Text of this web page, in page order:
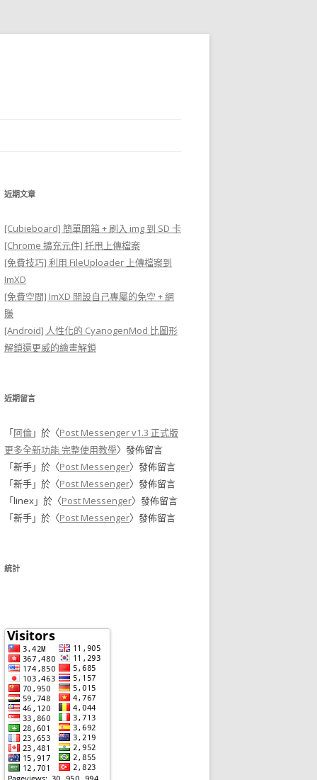
近期文章
[Cubieboard] 簡單開箱 + 刷入 img 到 SD 卡
[Chrome 擴充元件] 托甩上傳檔案
[免費技巧] 利用 FileUploader 上傳檔案到
ImXD
[免費空間] ImXD 開設自己專屬的免空 + 網
賺
[Android] 人性化的 CyanogenMod 比圖形
解鎖還更威的繪畫解鎖
近期留言
「阿倫」於〈Post Messenger v1.3 正式版
更多全新功能 完整使用教學〉發佈留言
「新手」於〈Post Messenger〉發佈留言
「新手」於〈Post Messenger〉發佈留言
「linex」於〈Post Messenger〉發佈留言
「新手」於〈Post Messenger〉發佈留言
統計